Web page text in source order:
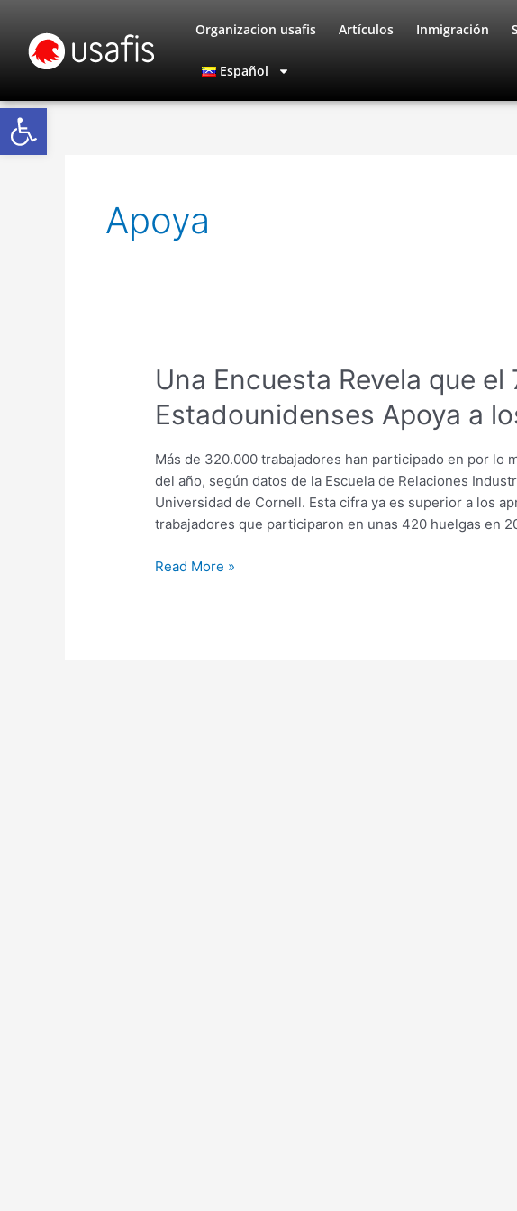
Abrir barra de herramientas
contenido
Organizacion usafis Artículos Inmigración
Español
Apoya
Una Encuesta Revela que el
Estadounidenses Apoya a
Más de 320.000 trabajadores han participado en por lo
del año, según datos de la Escuela de Relaciones
Universidad de Cornell. Esta cifra ya es superior a los
trabajadores que participaron en unas 420 huelgas en
Una
Encuesta
Revela
el
71%
de
los
Apoya
Read More »